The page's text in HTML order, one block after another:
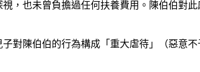
，也未曾負擔過任何扶養費用。陳伯伯對
對陳伯伯的行為構成「重大虐待」（惡意